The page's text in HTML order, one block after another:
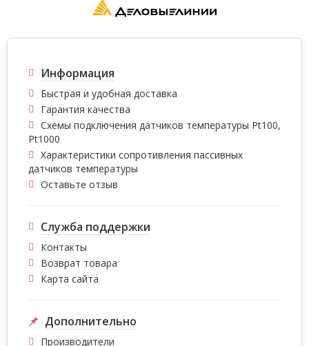
Информация
Быстрая и удобная доставка
Гарантия качества
Схемы подключения датчиков температуры Pt100,
Pt1000
Характеристики сопротивления пассивных
датчиков температуры
Оставьте отзыв
Служба поддержки
Контакты
Возврат товара
Карта сайта
Дополнительно
Производители